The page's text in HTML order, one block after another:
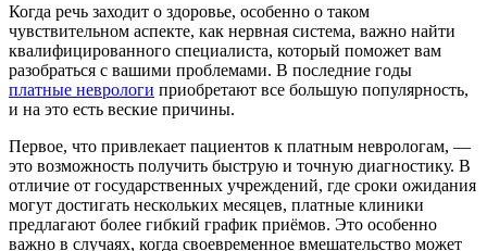
Когда речь заходит о здоровье, особенно о таком
чувствительном аспекте, как нервная система, важно найти
квалифицированного специалиста, который поможет вам
разобраться с вашими проблемами. В последние годы
платные неврологи приобретают все большую популярность,
и на это есть веские причины.
Первое, что привлекает пациентов к платным неврологам, —
это возможность получить быструю и точную диагностику. В
отличие от государственных учреждений, где сроки ожидания
могут достигать нескольких месяцев, платные клиники
предлагают более гибкий график приёмов. Это особенно
важно в случаях, когда своевременное вмешательство может